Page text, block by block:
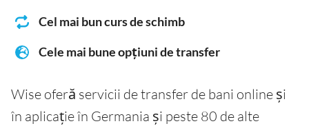
Cel mai bun curs de schimb
Cele mai bune opțiuni de transfer
Wise oferă servicii de transfer de bani online și
în aplicație în Germania și peste 80 de alte